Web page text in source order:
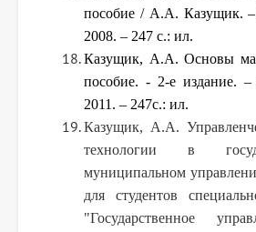
пособие / А.А. Казущик.
2008. – 247 с.: ил.
Казущик, А.А. Основы
пособие. - 2-е издание.
2011. – 247с.: ил.
Казущик, А.А.
технологии в
муниципальном
для студентов
"Государственное